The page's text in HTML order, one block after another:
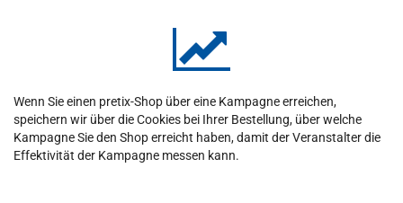
Wenn Sie einen pretix-Shop über eine Kampagne erreichen,
speichern wir über die Cookies bei Ihrer Bestellung, über welche
Kampagne Sie den Shop erreicht haben, damit der Veranstalter die
Effektivität der Kampagne messen kann.